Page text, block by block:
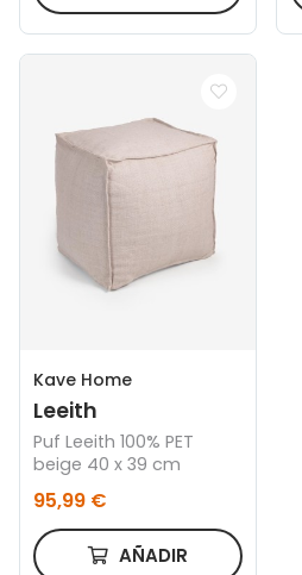
Kave Home
Leeith
Puf Leeith 100% PET
beige 40 x 39 cm
95,99 €
AÑADIR